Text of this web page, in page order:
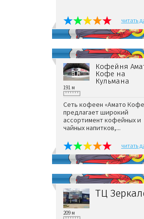
читать
Кофейня
Кофе на
Кульмана
191 м
Сеть кофеен «Амато
предлагает широкий
ассортимент кофейных и
чайных напитков,...
читать
ТЦ
209 м